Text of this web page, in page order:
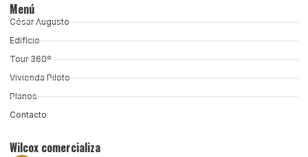
Menú
César Augusto
Edificio
Tour 360º
Vivienda Piloto
Planos
Contacto
Wilcox comercializa